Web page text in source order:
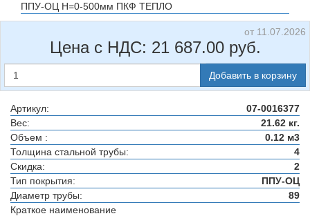
ППУ-ОЦ H=0-500мм ПКФ ТЕПЛО
от 11.07.2026
Цена с НДС: 21 687.00руб.
Добавить в корзину
Артикул:
07-0016377
Вес:
21.62 кг.
Объем :
0.12 м3
Толщина стальной трубы:
4
Скидка:
2
Тип покрытия:
ППУ-ОЦ
Диаметр трубы:
89
Краткое наименование